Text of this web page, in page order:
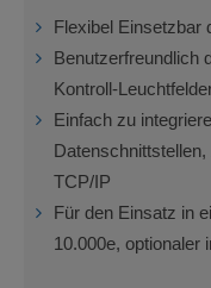
Flexibel Einsetzbar
Benutzerfreundlich
Kontroll-
Einfach zu
TCP/IP
Für den Einsatz in
10.000e, optionaler